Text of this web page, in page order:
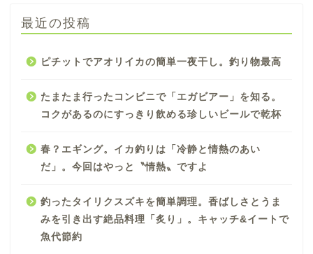
最近の投稿
ピチットでアオリイカの簡単一夜干し。釣り物最高
たまたま行ったコンビニで「エガビアー」を知る。
コクがあるのにすっきり飲める珍しいビールで乾杯
春？エギング。イカ釣りは「冷静と情熱のあい
だ」。今回はやっと〝情熱〟ですよ
釣ったタイリクスズキを簡単調理。香ばしさとうま
みを引き出す絶品料理「炙り」。キャッチ&イートで
魚代節約